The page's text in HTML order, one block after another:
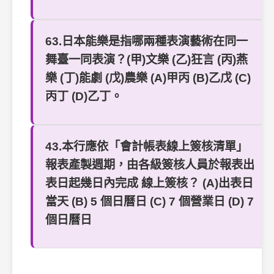
63.日本能樂是指哪兩種表演藝術在同一
舞臺一同表演？(甲)文樂 (乙)狂言 (丙)燕
樂 (丁)能劇 (戊)農樂 (A)甲丙 (B)乙戊 (C)
丙丁 (D)乙丁。
43.本行應依「會計帳表線上簽核清單」
報表產製週期，由各級簽核人員於報表出
表日起幾日內完成 線上簽核？ (A)出表日
當天 (B) 5 個日曆日 (C) 7 個營業日 (D) 7
個日曆日